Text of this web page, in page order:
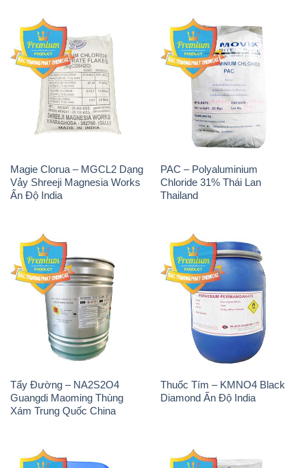
Magie Clorua – MGCL2 Dạng
Vảy Shreeji Magnesia Works
Ấn Độ India
PAC – Polyaluminium
Chloride 31% Thái Lan
Thailand
Tẩy Đường – NA2S2O4
Guangdi Maoming Thùng
Xám Trung Quốc China
Thuốc Tím – KMNO4 Black
Diamond Ấn Độ India